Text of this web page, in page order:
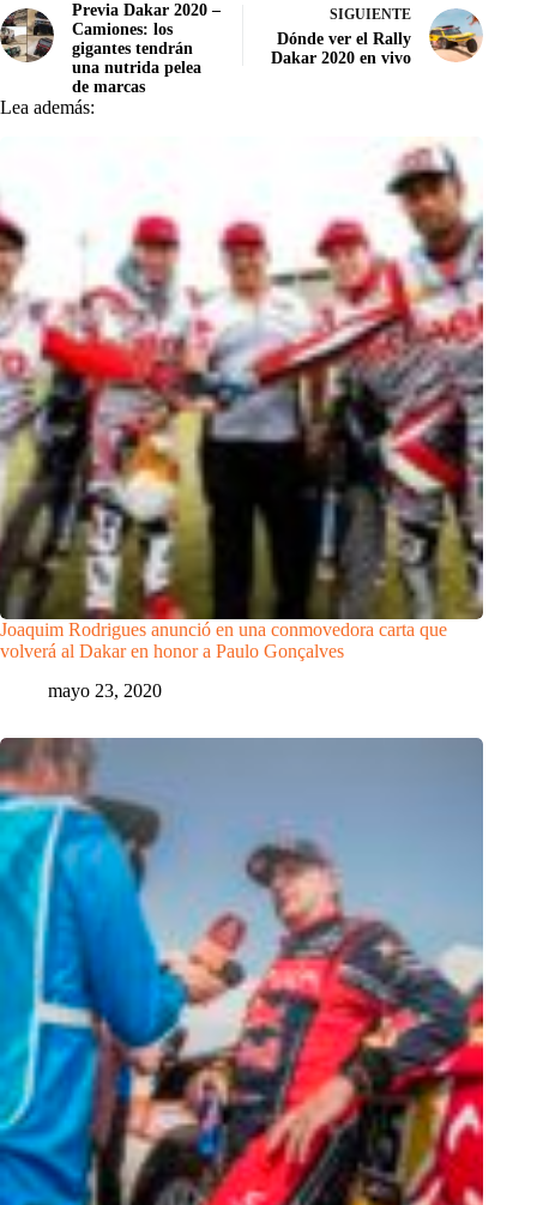
Previa Dakar 2020 –
Camiones: los
gigantes tendrán
una nutrida pelea
de marcas
SIGUIENTE
Dónde ver el Rally
Dakar 2020 en vivo
Lea además:
Joaquim Rodrigues anunció en una conmovedora carta que
volverá al Dakar en honor a Paulo Gonçalves
mayo 23, 2020